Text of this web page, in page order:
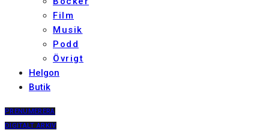
Film
Musik
Podd
Övrigt
Helgon
Butik
PRENUMERERA
DIGITALT ARKIV